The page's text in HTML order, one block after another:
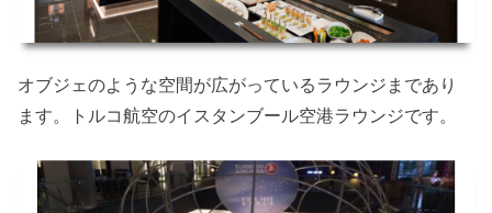
オブジェのような空間が広がっているラウンジまであり
ます。トルコ航空のイスタンブール空港ラウンジです。